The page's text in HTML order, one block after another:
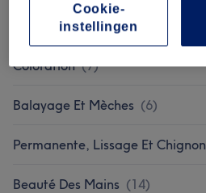
Coupe Et Coiffure (6)
Coloration (7)
Balayage Et Mèches (6)
Permanente, Lissage Et Chignon
Beauté Des Mains (14)
Cookie-
instellingen